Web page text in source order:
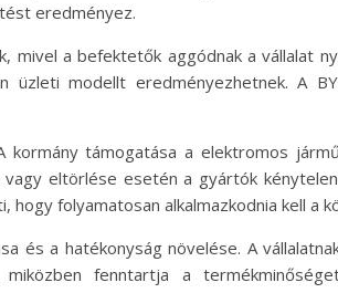
eredményez.
mivel a befektetők aggódnak a vállalat
modellt eredményezhetnek. A
kormány támogatása a elektromos
eltörlése esetén a gyártók
folyamatosan alkalmazkodnia kell a
és a hatékonyság növelése. A
fenntartja a